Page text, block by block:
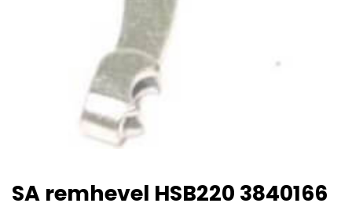
SA remhevel HSB220 3840166